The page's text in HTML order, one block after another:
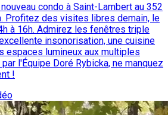
condo à Saint-Lambert au 352
Profitez des visites libres demain, le
à 16h. Admirez les fenêtres triple
insonorisation, une cuisine
espaces lumineux aux multiples
l'Équipe Doré Rybicka, ne manquez
!